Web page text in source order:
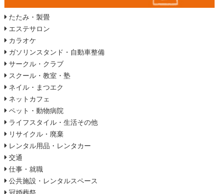
たたみ・製畳
エステサロン
カラオケ
ガソリンスタンド・自動車整備
サークル・クラブ
スクール・教室・塾
ネイル・まつエク
ネットカフェ
ペット・動物病院
ライフスタイル・生活その他
リサイクル・廃棄
レンタル用品・レンタカー
交通
仕事・就職
公共施設・レンタルスペース